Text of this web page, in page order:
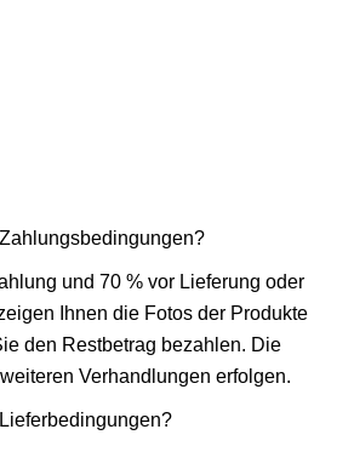
und 70 % vor Lieferung oder
Ihnen die Fotos der Produkte
den Restbetrag bezahlen. Die
Verhandlungen erfolgen.